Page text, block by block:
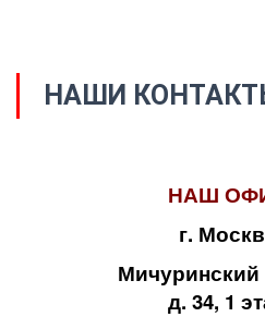
НАШИ
НАШ
г.
Мичуринский
д. 34, 1